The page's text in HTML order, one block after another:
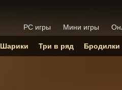
PC игры Мини игры
Шарики Три в ряд Бродилки